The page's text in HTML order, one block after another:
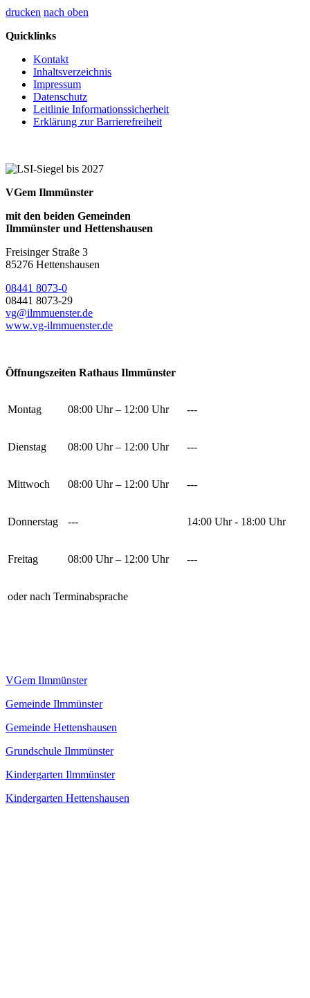
drucken nach oben
Quicklinks
Kontakt
Inhaltsverzeichnis
Impressum
Datenschutz
Leitlinie Informationssicherheit
Erklärung zur Barrierefreiheit
VGem Ilmmünster
mit den beiden Gemeinden
Ilmmünster und Hettenshausen
Freisinger Straße 3
85276 Hettenshausen
08441 8073-0
08441 8073-29
vg@ilmmuenster.de
www.vg-ilmmuenster.de
Öffnungszeiten Rathaus Ilmmünster
Montag 08:00 Uhr – 12:00 Uhr ---
Dienstag 08:00 Uhr – 12:00 Uhr ---
Mittwoch 08:00 Uhr – 12:00 Uhr ---
Donnerstag --- 14:00 Uhr - 18:00 Uhr
Freitag 08:00 Uhr – 12:00 Uhr ---
oder nach Terminabsprache
VGem Ilmmünster
Gemeinde Ilmmünster
Gemeinde Hettenshausen
Grundschule Ilmmünster
Kindergarten Ilmmünster
Kindergarten Hettenshausen